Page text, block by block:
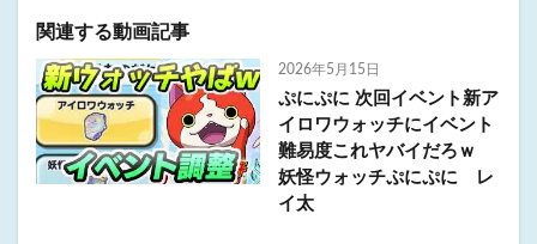
関連する動画記事
2026年5月15日
ぷにぷに 次回イベント新ア
イロワウォッチにイベント
難易度これヤバイだろｗ
妖怪ウォッチぷにぷに レ
イ太